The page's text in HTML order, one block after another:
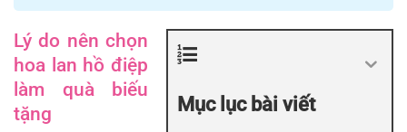
Mục lục bài viết
Lý do nên chọn
hoa lan hồ điệp
làm quà biếu
tặng